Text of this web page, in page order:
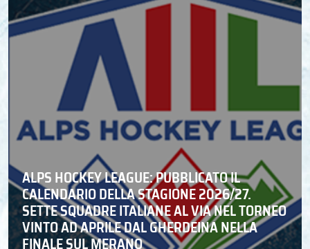
ALPS HOCKEY LEAGUE: PUBBLICATO IL
CALENDARIO DELLA STAGIONE 2026/27.
SETTE SQUADRE ITALIANE AL VIA NEL TORNEO
VINTO AD APRILE DAL GHERDEINA NELLA
FINALE SUL MERANO